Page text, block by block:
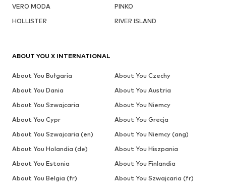
VERO MODA
PINKO
HOLLISTER
RIVER ISLAND
ABOUT YOU X INTERNATIONAL
About You Bułgaria
About You Czechy
About You Dania
About You Austria
About You Szwajcaria
About You Niemcy
About You Cypr
About You Grecja
About You Szwajcaria (en)
About You Niemcy (ang)
About You Holandia (de)
About You Hiszpania
About You Estonia
About You Finlandia
About You Belgia (fr)
About You Szwajcaria (fr)